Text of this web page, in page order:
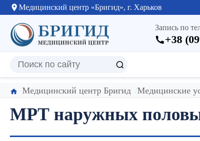
Медицинский центр «Бригид», г. Харьков
Запись по
+38
Медицинский центр Бригид Медицинские
МРТ наружных